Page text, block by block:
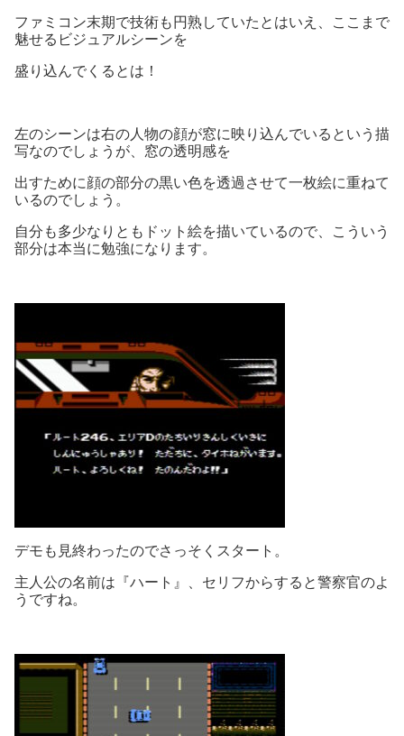
ファミコン末期で技術も円熟していたとはいえ、ここまで
魅せるビジュアルシーンを
盛り込んでくるとは！
左のシーンは右の人物の顔が窓に映り込んでいるという描
写なのでしょうが、窓の透明感を
出すために顔の部分の黒い色を透過させて一枚絵に重ねて
いるのでしょう。
自分も多少なりともドット絵を描いているので、こういう
部分は本当に勉強になります。
デモも見終わったのでさっそくスタート。
主人公の名前は『ハート』、セリフからすると警察官のよ
うですね。